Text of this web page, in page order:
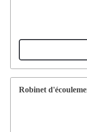
Robinet